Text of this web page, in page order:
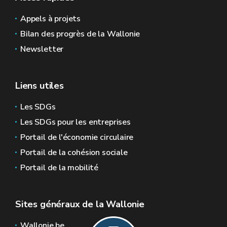
Appels à projets
Bilan des progrès de la Wallonie
Newsletter
Liens utiles
Les SDGs
Les SDGs pour les entreprises
Portail de l'économie circulaire
Portail de la cohésion sociale
Portail de la mobilité
Sites généraux de la Wallonie